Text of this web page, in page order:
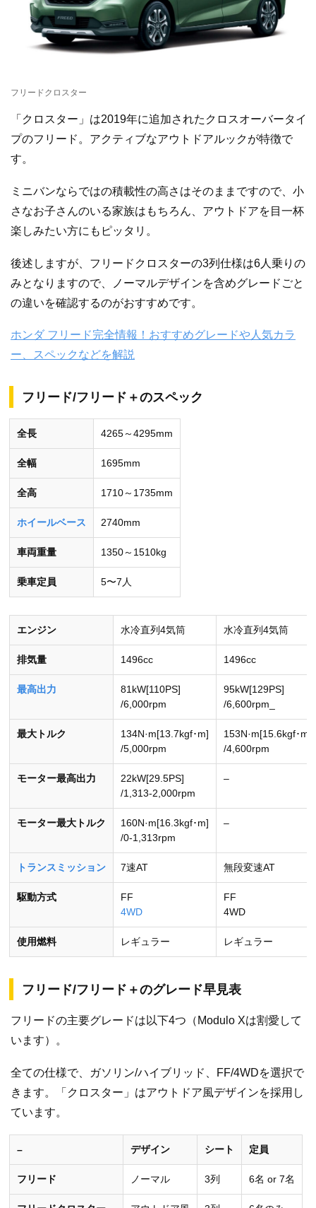
フリードクロスター
「クロスター」は2019年に追加されたクロスオーバータイ
プのフリード。アクティブなアウトドアルックが特徴で
す。
ミニバンならではの積載性の高さはそのままですので、小
さなお子さんのいる家族はもちろん、アウトドアを目一杯
楽しみたい方にもピッタリ。
後述しますが、フリードクロスターの3列仕様は6人乗りの
みとなりますので、ノーマルデザインを含めグレードごと
の違いを確認するのがおすすめです。
ホンダ フリード完全情報！おすすめグレードや人気カラ
ー、スペックなどを解説
フリード/フリード＋のスペック
全長 4265～4295mm
全幅 1695mm
全高 1710～1735mm
ホイールベース 2740mm
車両重量 1350～1510kg
乗車定員 5〜7人
エンジン 水冷直列4気筒 水冷直列4気筒
排気量 1496cc 1496cc
最高出力
81kW[110PS]
/6,000rpm
95kW[129PS]
/6,600rpm_
最大トルク
134N·m[13.7kgf･m]
/5,000rpm
153N·m[15.6kgf･m]
/4,600rpm
モーター最高出力
22kW[29.5PS]
/1,313-2,000rpm
–
モーター最大トルク
160N·m[16.3kgf･m]
/0-1,313rpm
–
トランスミッション 7速AT 無段変速AT
駆動方式
FF
4WD
FF
4WD
使用燃料 レギュラー レギュラー
フリード/フリード＋のグレード早見表
フリードの主要グレードは以下4つ（Modulo Xは割愛して
います）。
全ての仕様で、ガソリン/ハイブリッド、FF/4WDを選択で
きます。「クロスター」はアウトドア風デザインを採用し
ています。
– デザイン シート 定員
フリード ノーマル 3列 6名 or 7名